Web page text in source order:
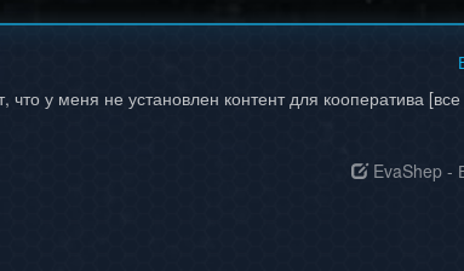
что у меня не установлен контент для кооператива
EvaShep -